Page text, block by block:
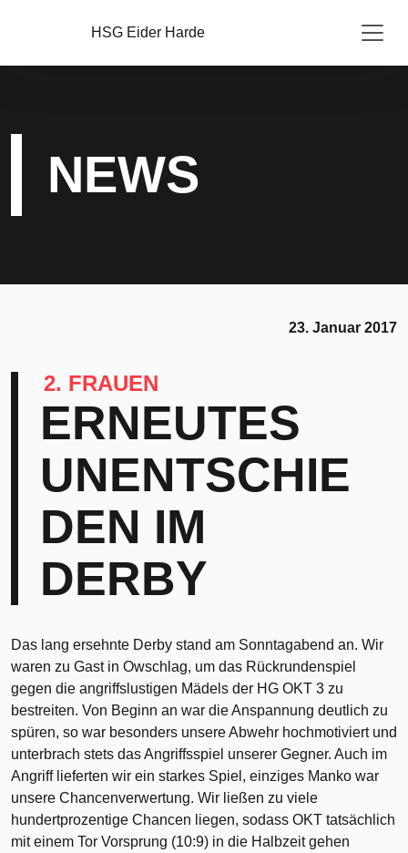
HSG Eider Harde
NEWS
23. Januar 2017
2. FRAUEN
ERNEUTES
UNENTSCHIE
DEN IM
DERBY
Das lang ersehnte Derby stand am Sonntagabend an. Wir
waren zu Gast in Owschlag, um das Rückrundenspiel
gegen die angriffslustigen Mädels der HG OKT 3 zu
bestreiten. Von Beginn an war die Anspannung deutlich zu
spüren, so war besonders unsere Abwehr hochmotiviert und
unterbrach stets das Angriffsspiel unserer Gegner. Auch im
Angriff lieferten wir ein starkes Spiel, einziges Manko war
unsere Chancenverwertung. Wir ließen zu viele
hundertprozentige Chancen liegen, sodass OKT tatsächlich
mit einem Tor Vorsprung (10:9) in die Halbzeit gehen